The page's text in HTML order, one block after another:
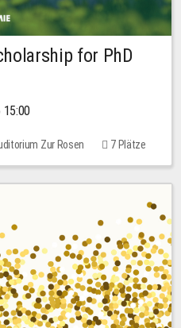
for PhD
15:00
Zur Rosen
7 Plätze